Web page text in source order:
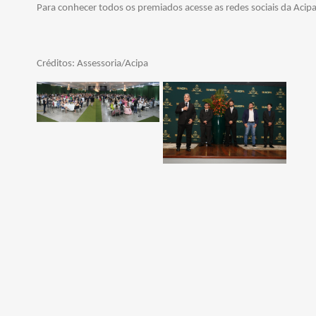
Para conhecer todos os premiados acesse as redes sociais da
Créditos: Assessoria/Acipa